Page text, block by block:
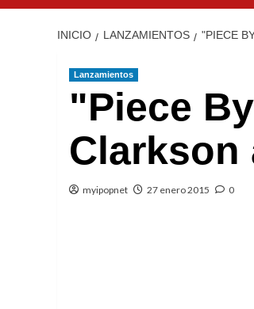
INICIO LANZAMIENTOS "PIECE
Lanzamientos
"Piece
Clarkson
myipopnet 27 enero 2015 0